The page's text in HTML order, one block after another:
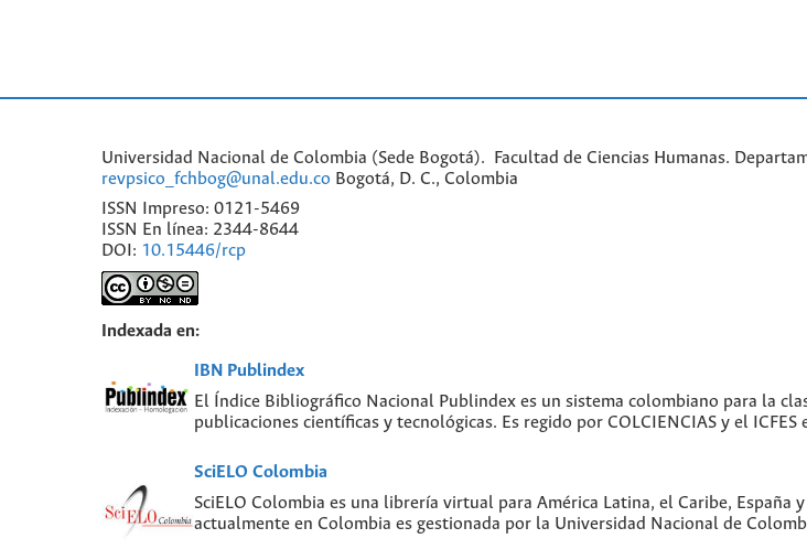
Universidad Nacional de Colombia (Sede Bogotá). Facultad de Ciencias Humanas.
revpsico_fchbog@unal.edu.co Bogotá, D. C., Colombia
ISSN Impreso: 0121-5469
ISSN En línea: 2344-8644
DOI: 10.15446/rcp
Indexada en:
IBN Publindex
El Índice Bibliográfico Nacional Publindex es un sistema colombiano para la
publicaciones científicas y tecnológicas. Es regido por COLCIENCIAS y el ICFES
SciELO Colombia
SciELO Colombia es una librería virtual para América Latina, el Caribe, España
actualmente en Colombia es gestionada por la Universidad Nacional de